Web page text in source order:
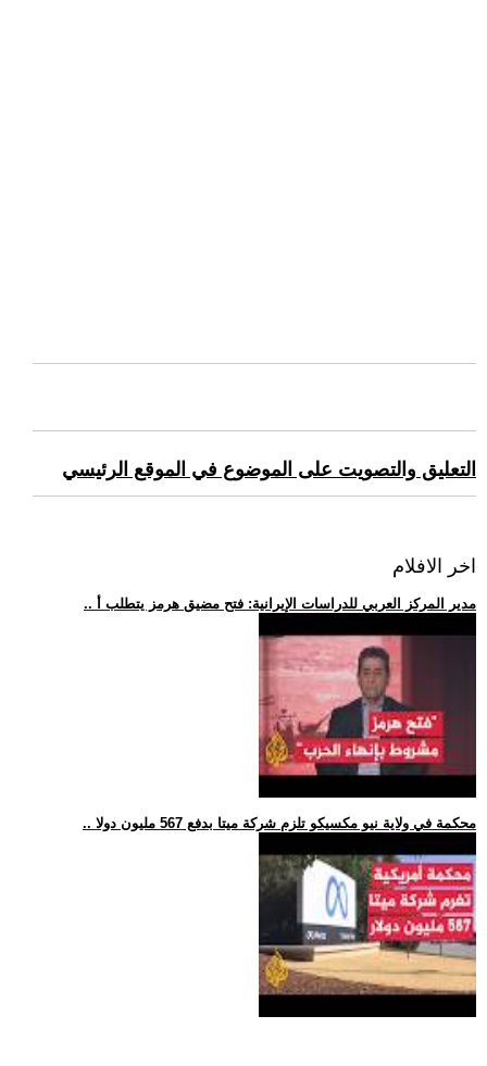
التعليق والتصويت على الموضوع في الموقع الرئيسي
اخر الافلام
.. مدير المركز العربي للدراسات الإيرانية: فتح مضيق هرمز يتطلب أ
.. محكمة في ولاية نيو مكسيكو تلزم شركة ميتا بدفع 567 مليون دولا